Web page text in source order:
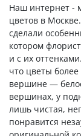
Наш интернет -
цветов в
сделали
котором
и с их
что цветы
вершине —
вершинах, у
лишь чистая,
понравится